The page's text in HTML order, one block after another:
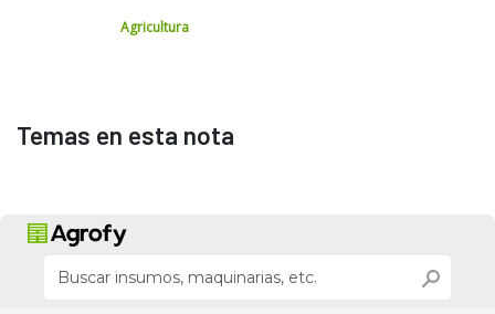
Agricultura
Temas en esta nota